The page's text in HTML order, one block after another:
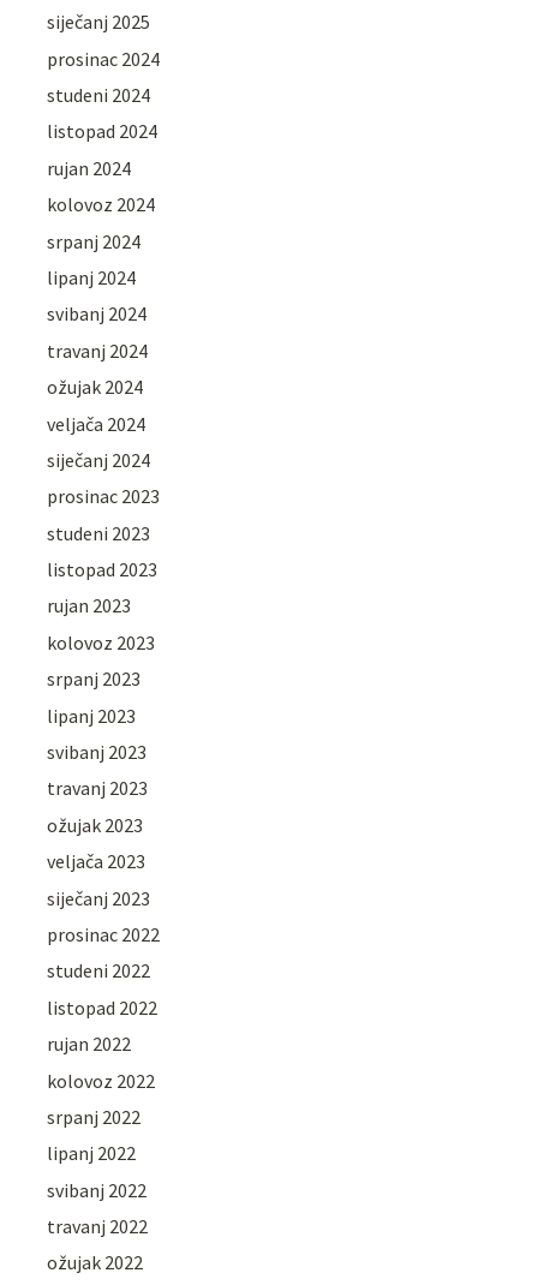
siječanj 2025
prosinac 2024
studeni 2024
listopad 2024
rujan 2024
kolovoz 2024
srpanj 2024
lipanj 2024
svibanj 2024
travanj 2024
ožujak 2024
veljača 2024
siječanj 2024
prosinac 2023
studeni 2023
listopad 2023
rujan 2023
kolovoz 2023
srpanj 2023
lipanj 2023
svibanj 2023
travanj 2023
ožujak 2023
veljača 2023
siječanj 2023
prosinac 2022
studeni 2022
listopad 2022
rujan 2022
kolovoz 2022
srpanj 2022
lipanj 2022
svibanj 2022
travanj 2022
ožujak 2022